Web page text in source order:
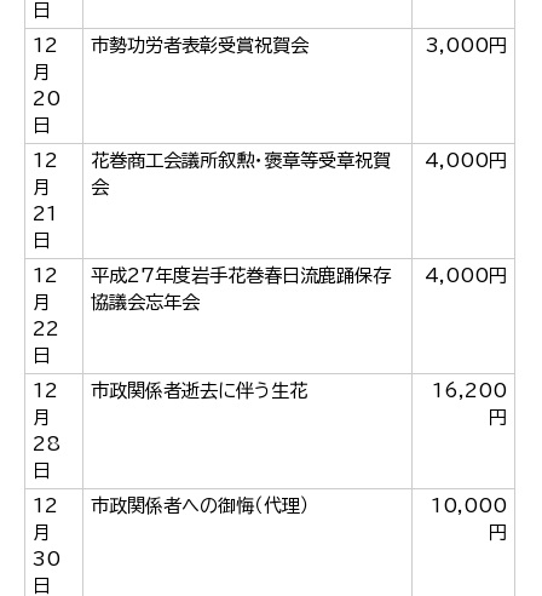
日
12
月
20
日
市勢功労者表彰受賞祝賀会 3,000円
12
月
21
日
花巻商工会議所叙勲・褒章等受章祝賀
会
4,000円
12
月
22
日
平成27年度岩手花巻春日流鹿踊保存
協議会忘年会
4,000円
12
月
28
日
市政関係者逝去に伴う生花
16,200
円
12
月
30
日
市政関係者への御悔（代理）
10,000
円